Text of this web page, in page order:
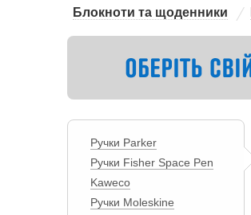
Блокноти та щоденники
Ручки Parker
Ручки Fisher Space Pen
Kaweco
Ручки Moleskine